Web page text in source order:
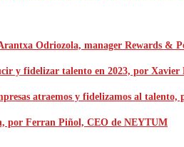
Odriozola, manager Rewards &
y fidelizar talento en 2023, por Xavier
atraemos y fidelizamos al
por Ferran Piñol, CEO de NEYTUM